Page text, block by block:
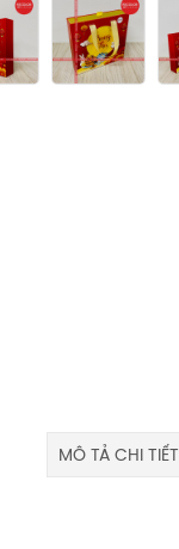
MÔ TẢ CHI TIẾT